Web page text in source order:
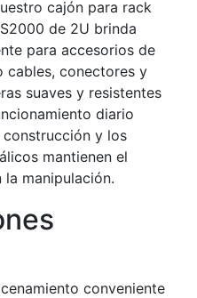
cajón para rack
de 2U brinda
para accesorios de
cables, conectores y
suaves y resistentes
diario
y los
mantienen el
manipulación.
conveniente